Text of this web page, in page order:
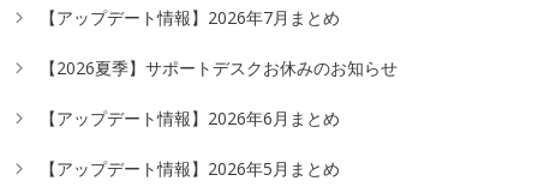
【アップデート情報】2026年7月まとめ
【2026夏季】サポートデスクお休みのお知らせ
【アップデート情報】2026年6月まとめ
【アップデート情報】2026年5月まとめ